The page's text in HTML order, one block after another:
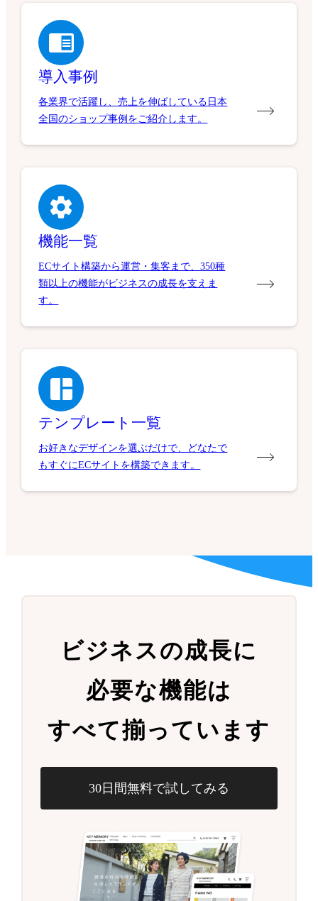
導入事例
各業界で活躍し、売上を伸ばしている日本
全国のショップ事例をご紹介します。
機能一覧
ECサイト構築から運営・集客まで、350種
類以上の機能がビジネスの成長を支えま
す。
テンプレート一覧
お好きなデザインを選ぶだけで、どなたで
もすぐにECサイトを構築できます。
ビジネスの成長に
必要な機能は
すべて揃っています
30日間無料で試してみる